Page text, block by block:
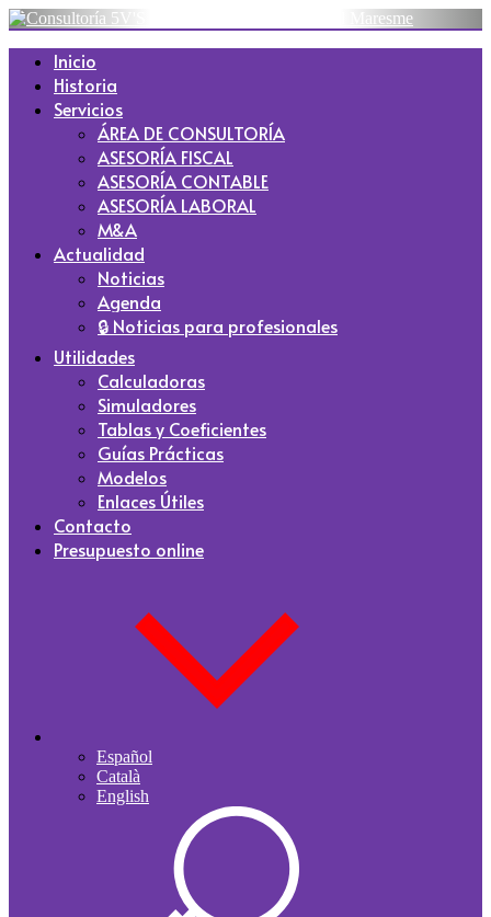
Inicio
Historia
Servicios
ÁREA DE CONSULTORÍA
ASESORÍA FISCAL
ASESORÍA CONTABLE
ASESORÍA LABORAL
M&A
Actualidad
Noticias
Agenda
🔒 Noticias para profesionales
Utilidades
Calculadoras
Simuladores
Tablas y Coeficientes
Guías Prácticas
Modelos
Enlaces Útiles
Contacto
Presupuesto online
Español
Català
English